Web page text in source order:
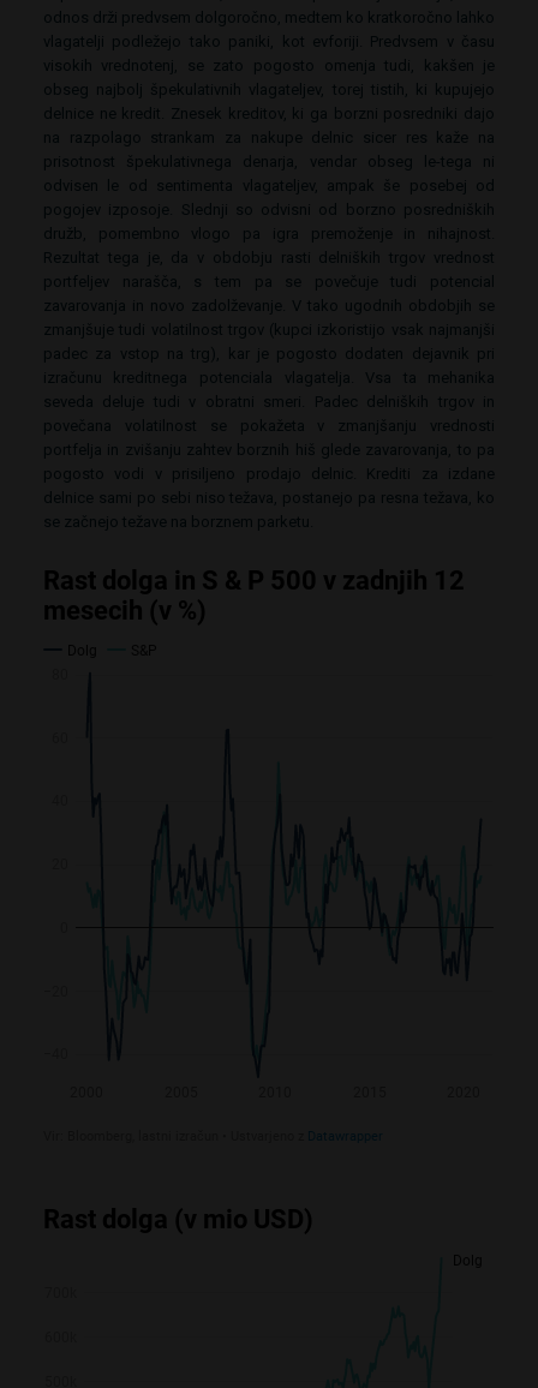
odnos drži predvsem dolgoročno, medtem ko kratkoročno lahko
vlagatelji podležejo tako paniki, kot evforiji. Predvsem v času
visokih vrednotenj, se zato pogosto omenja tudi, kakšen je
obseg najbolj špekulativnih vlagateljev, torej tistih, ki kupujejo
delnice ne kredit. Znesek kreditov, ki ga borzni posredniki dajo
na razpolago strankam za nakupe delnic sicer res kaže na
prisotnost špekulativnega denarja, vendar obseg le-tega ni
odvisen le od sentimenta vlagateljev, ampak še posebej od
pogojev izposoje. Slednji so odvisni od borzno posredniških
družb, pomembno vlogo pa igra premoženje in nihajnost.
Rezultat tega je, da v obdobju rasti delniških trgov vrednost
portfeljev narašča, s tem pa se povečuje tudi potencial
zavarovanja in novo zadolževanje. V tako ugodnih obdobjih se
zmanjšuje tudi volatilnost trgov (kupci izkoristijo vsak najmanjši
padec za vstop na trg), kar je pogosto dodaten dejavnik pri
izračunu kreditnega potenciala vlagatelja. Vsa ta mehanika
seveda deluje tudi v obratni smeri. Padec delniških trgov in
povečana volatilnost se pokažeta v zmanjšanju vrednosti
portfelja in zvišanju zahtev borznih hiš glede zavarovanja, to pa
pogosto vodi v prisiljeno prodajo delnic. Krediti za izdane
delnice sami po sebi niso težava, postanejo pa resna težava, ko
se začnejo težave na borznem parketu.